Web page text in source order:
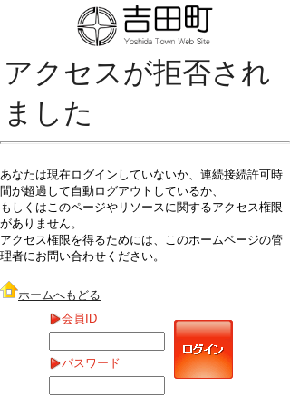
アクセスが拒否され
ました
あなたは現在ログインしていないか、連続接続許可時
間が超過して自動ログアウトしているか、
もしくはこのページやリソースに関するアクセス権限
がありません。
アクセス権限を得るためには、このホームページの管
理者にお問い合わせください。
ホームへもどる
会員ID
パスワード